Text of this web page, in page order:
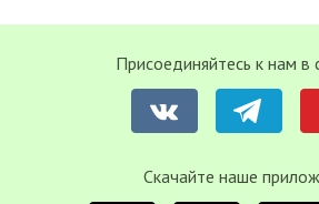
Присоединяйтесь к нам в
Cкачайте наше